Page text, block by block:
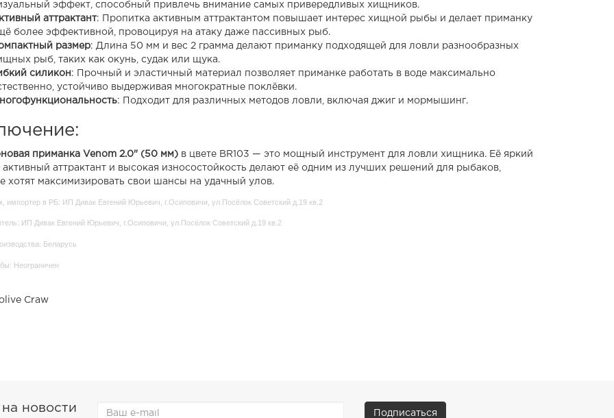
эффект, способный привлечь внимание самых привередливых хищников.
аттрактант: Пропитка активным аттрактантом повышает интерес хищной рыбы и делает приманку
более эффективной, провоцируя на атаку даже пассивных рыб.
размер: Длина 50 мм и вес 2 грамма делают приманку подходящей для ловли разнообразных
рыб, таких как окунь, судак или щука.
силикон: Прочный и эластичный материал позволяет приманке работать в воде максимально
устойчиво выдерживая многократные поклёвки.
: Подходит для различных методов ловли, включая джиг и мормышинг.
приманка Venom 2.0" (50 мм)в цвете BR103 — это мощный инструмент для ловли хищника. Её яркий
активный аттрактант и высокая износостойкость делают её одним из лучших решений для рыбаков,
хотят максимизировать свои шансы на удачный улов.
импортер в РБ: ИП Дивак Евгений Юрьевич, г.Осиповичи, ул.Посёлок Советский д.19 кв.2
ИП Дивак Евгений Юрьевич, г.Осиповичи, ул.Посёлок Советский д.19 кв.2
Беларусь
Неограничен
Craw
на новости Подписаться